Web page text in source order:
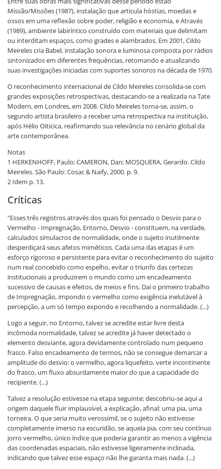
Missão/Missões (1987), instalação que articula hóstias, moedas e
ossos em uma reflexão sobre poder, religião e economia, e Através
(1989), ambiente labiríntico construído com materiais que delimitam
ou interditam espaços, como grades e alambrados. Em 2001, Cildo
Meireles cria Babel, instalação sonora e luminosa composta por rádios
sintonizados em diferentes frequências, retomando e atualizando
suas investigações iniciadas com suportes sonoros na década de 1970.
O reconhecimento internacional de Cildo Meireles consolida-se com
grandes exposições retrospectivas, destacando-se a realizada na Tate
Modern, em Londres, em 2008. Cildo Meireles torna-se, assim, o
segundo artista brasileiro a receber uma retrospectiva na instituição,
após Hélio Oiticica, reafirmando sua relevância no cenário global da
arte contemporânea.
Notas
1 HERKENHOFF, Paulo; CAMERON, Dan; MOSQUERA, Gerardo. Cildo
Meireles. São Paulo: Cosac & Naify, 2000. p. 9.
2 Idem p. 13.
Críticas
"Esses três registros através dos quais foi pensado o Desvio para o
Vermelho - Impregnação, Entorno, Desvio - constituem, na verdade,
calculados simulacros de normalidade, onde o sujeito inutilmente
desperdiçará seus afetos miméticos. Cada uma das etapas é um
esforço rigoroso e persistente para evitar o reconhecimento do sujeito
num real concebido como espelho, evitar o triunfo das certezas
institucionais a produzirem o mundo como um encadeamento
sucessivo de causas e efeitos, de meios e fins. Daí o primeiro trabalho
de Impregnação, impondo o vermelho como exigência inelutável à
percepção, a um só tempo expondo e recolhendo a normalidade. (...)
Logo a seguir, no Entorno, talvez se acredite estar livre desta
incômoda normalidade, talvez se acredite já haver detectado o
elemento desviante, agora devidamente controlado num pequeno
frasco. Falso encadeamento de termos, não se consegue demarcar a
amplitude do desvio: o vermelho, agora liquefeito, verte incontinente
do frasco, um fluxo absurdamente maior do que a capacidade do
recipiente. (...)
Talvez a resolução estivesse na etapa seguinte; descobriu-se aqui a
origem daquele fluir implausível, a explicação, afinal: uma pia, uma
torneira. O que seria muito verossímil, se o sujeito não estivesse
completamente imerso na escuridão, se aquela pia, com seu contínuo
jorro vermelho, único índice que poderia garantir ao menos a vigência
das coordenadas espaciais, não estivesse ligeiramente inclinada,
indicando que talvez esse espaço não lhe garanta mais nada. (...)